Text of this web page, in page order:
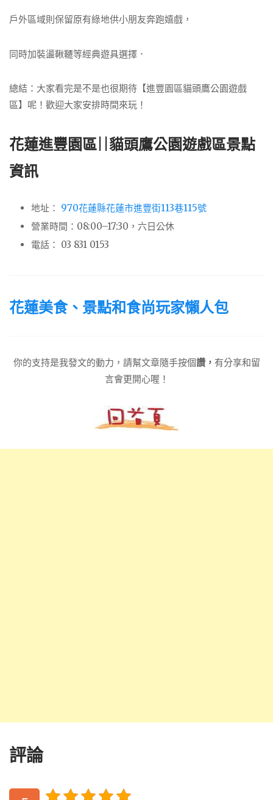
戶外區域則保留原有綠地供小朋友奔跑嬉戲，
同時加裝盪鞦韆等經典遊具選擇．
總結：大家看完是不是也很期待【進豐園區貓頭鷹公園遊戲
區】呢！歡迎大家安排時間來玩！
花蓮進豐園區||貓頭鷹公園遊戲區景點
資訊
地址： 970花蓮縣花蓮市進豐街113巷115號
營業時間：08:00–17:30，六日公休
電話： 03 831 0153
花蓮美食、景點和食尚玩家懶人包
你的支持是我發文的動力，請幫文章隨手按個讚， 有分享和留
言會更開心喔！
評論